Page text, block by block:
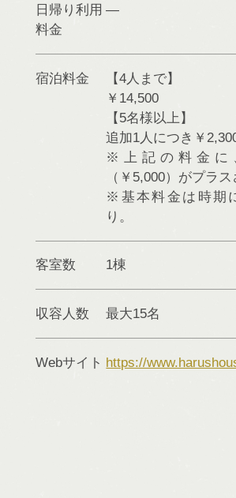
日帰り利用
料金
宿泊料金
【4人まで】
￥14,500
【5名様以上】
追加1人につき￥
※上記の料金に
（￥5,000）がプラス
※基本料金は時期
り。
客室数 1棟
収容人数 最大15名
Webサイト https://